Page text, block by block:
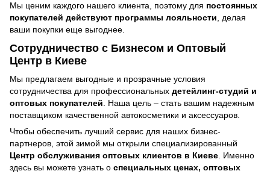
Мы ценим каждого нашего клиента, поэтому для постоянных
покупателей действуют программы лояльности, делая
ваши покупки еще выгоднее.
Сотрудничество с Бизнесом и Оптовый
Центр в Киеве
Мы предлагаем выгодные и прозрачные условия
сотрудничества для профессиональных детейлинг-студий и
оптовых покупателей . Наша цель – стать вашим надежным
поставщиком качественной автокосметики и аксессуаров.
Чтобы обеспечить лучший сервис для наших бизнес-
партнеров, этой зимой мы открыли специализированный
Центр обслуживания оптовых клиентов в Киеве . Именно
здесь вы можете узнать о специальных ценах, оптовых